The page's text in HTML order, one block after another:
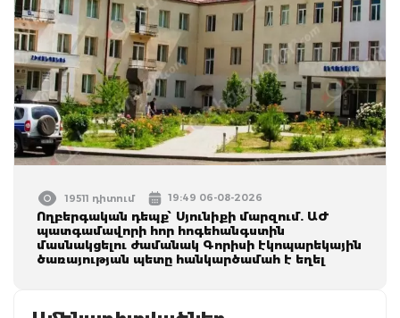
19511 դիտում 19:49 06-08-2026
Ողբերգական դեպք՝ Սյունիքի մարզում. ԱԺ
պատգամավորի հոր հոգեհանգստին
մասնակցելու ժամանակ Գորիսի էկոպարեկային
ծառայության պետը հանկարծամահ է եղել